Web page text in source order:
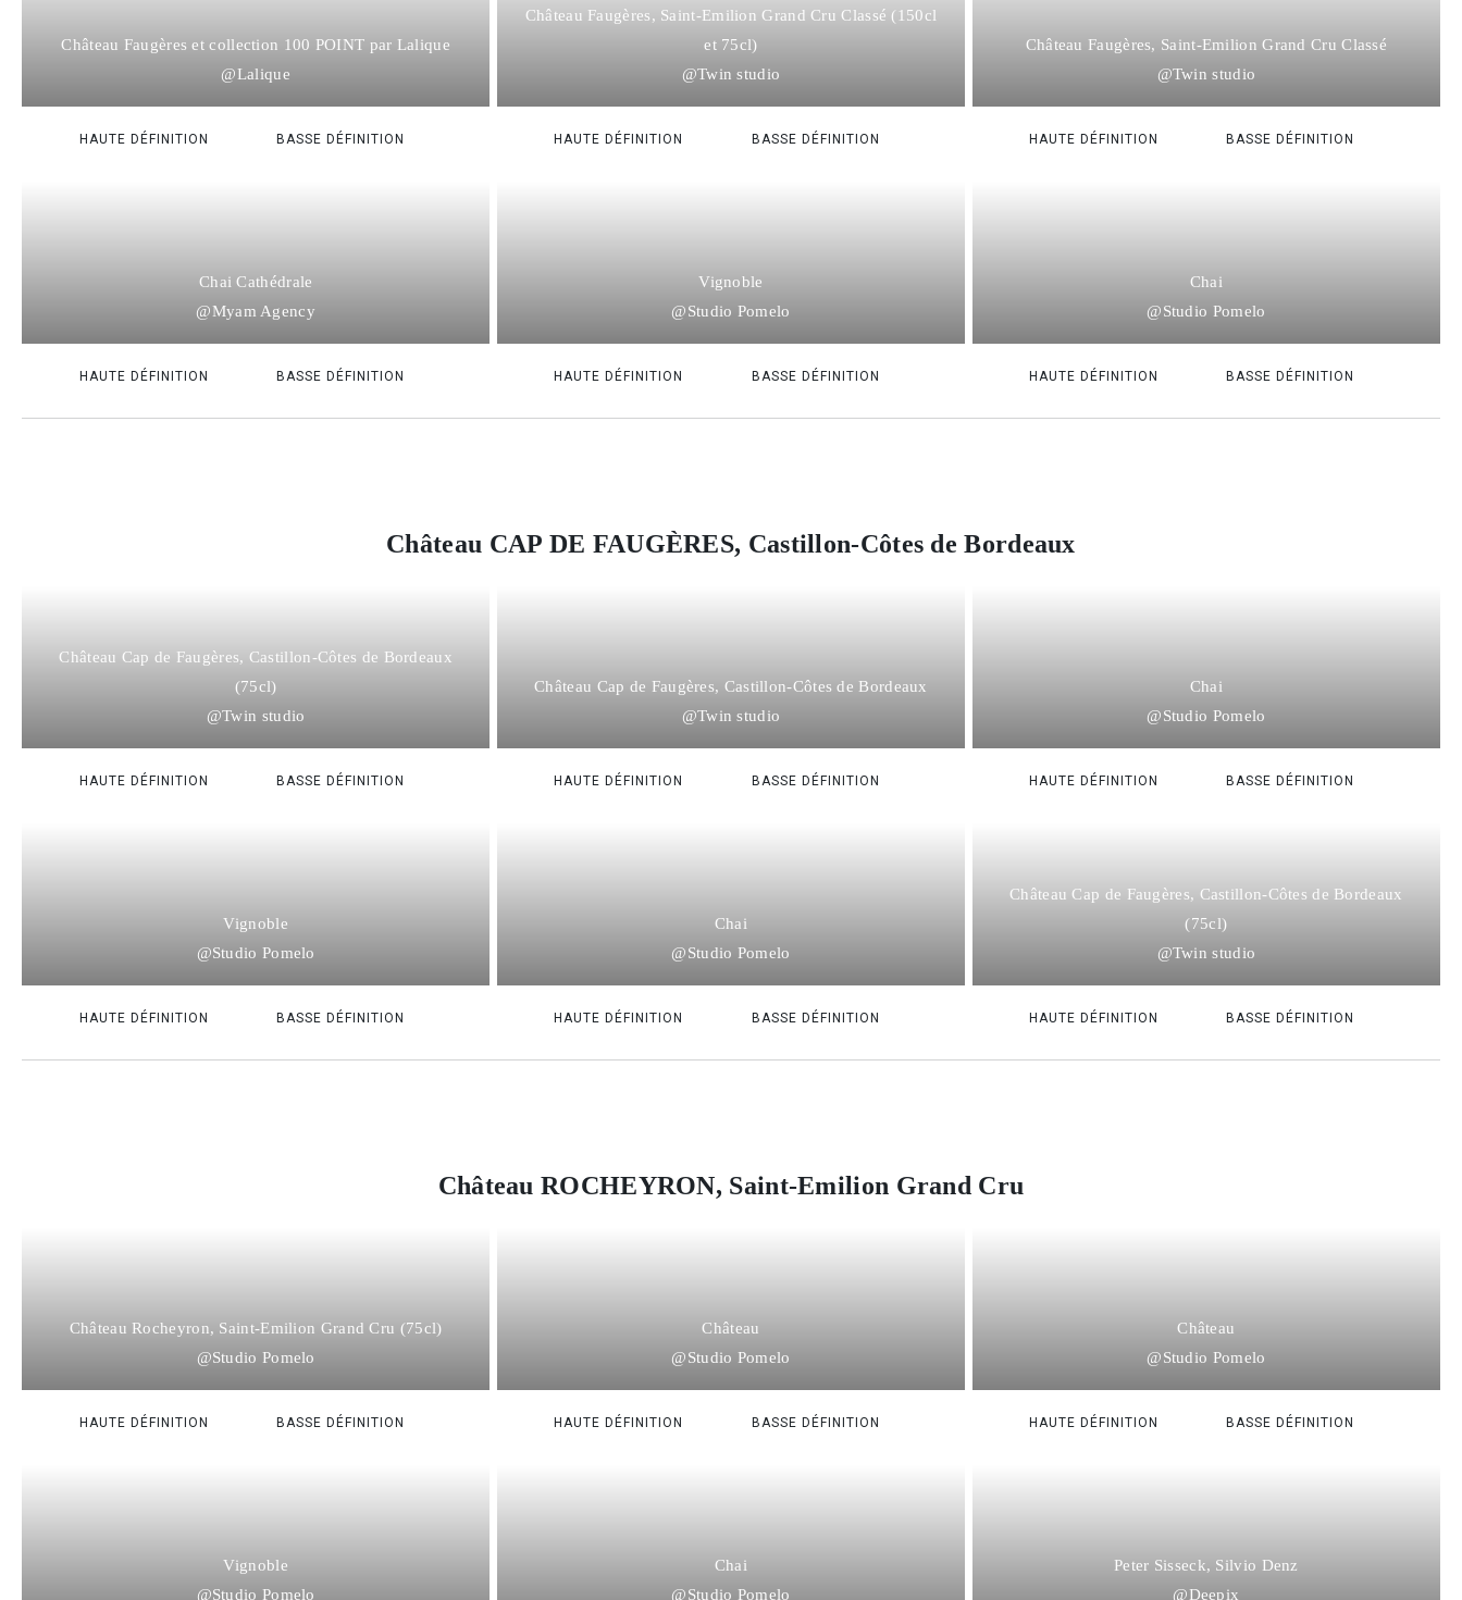
Château Faugères et collection 100 POINT par Lalique
@Lalique
HAUTE DÉFINITION BASSE DÉFINITION
Château Faugères, Saint-Emilion Grand Cru Classé (150cl
et 75cl)
@Twin studio
HAUTE DÉFINITION BASSE DÉFINITION
Château Faugères, Saint-Emilion Grand Cru Classé
@Twin studio
HAUTE DÉFINITION BASSE DÉFINITION
Chai Cathédrale
@Myam Agency
HAUTE DÉFINITION BASSE DÉFINITION
Vignoble
@Studio Pomelo
HAUTE DÉFINITION BASSE DÉFINITION
Chai
@Studio Pomelo
HAUTE DÉFINITION BASSE DÉFINITION
Château CAP DE FAUGÈRES, Castillon-Côtes de Bordeaux
Château Cap de Faugères, Castillon-Côtes de Bordeaux
(75cl)
@Twin studio
HAUTE DÉFINITION BASSE DÉFINITION
Château Cap de Faugères, Castillon-Côtes de Bordeaux
@Twin studio
HAUTE DÉFINITION BASSE DÉFINITION
Chai
@Studio Pomelo
HAUTE DÉFINITION BASSE DÉFINITION
Vignoble
@Studio Pomelo
HAUTE DÉFINITION BASSE DÉFINITION
Chai
@Studio Pomelo
HAUTE DÉFINITION BASSE DÉFINITION
Château Cap de Faugères, Castillon-Côtes de Bordeaux
(75cl)
@Twin studio
HAUTE DÉFINITION BASSE DÉFINITION
Château ROCHEYRON, Saint-Emilion Grand Cru
Château Rocheyron, Saint-Emilion Grand Cru (75cl)
@Studio Pomelo
HAUTE DÉFINITION BASSE DÉFINITION
Château
@Studio Pomelo
HAUTE DÉFINITION BASSE DÉFINITION
Château
@Studio Pomelo
HAUTE DÉFINITION BASSE DÉFINITION
Vignoble
@Studio Pomelo
Chai
@Studio Pomelo
Peter Sisseck, Silvio Denz
@Deepix